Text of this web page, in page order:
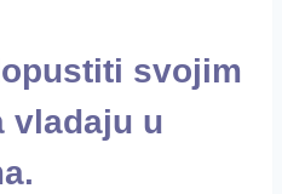
svojim
vladaju u